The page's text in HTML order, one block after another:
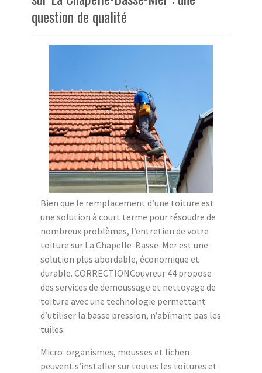
question de qualité
Bien que le remplacement d’une toiture est
une solution à court terme pour résoudre de
nombreux problèmes, l’entretien de votre
toiture sur La Chapelle-Basse-Mer est une
solution plus abordable, économique et
durable. CORRECTIONCouvreur 44 propose
des services de demoussage et nettoyage de
toiture avec une technologie permettant
d’utiliser la basse pression, n’abîmant pas les
tuiles.
Micro-organismes, mousses et lichen
peuvent s’installer sur toutes les toitures et